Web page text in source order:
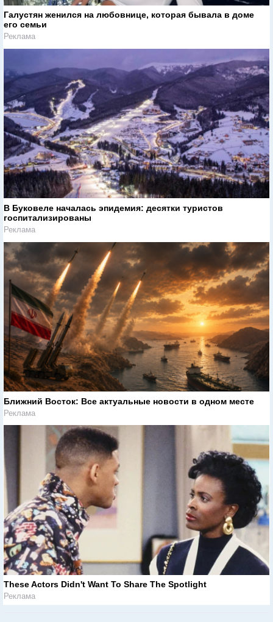
Галустян женился на любовнице, которая бывала в доме
его семьи
Реклама
В Буковеле началась эпидемия: десятки туристов
госпитализированы
Реклама
Ближний Восток: Все актуальные новости в одном месте
Реклама
These Actors Didn't Want To Share The Spotlight
Реклама